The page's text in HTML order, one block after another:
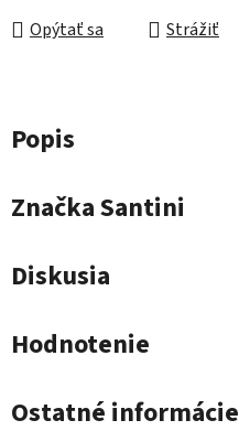
Opýtať sa Strážiť
Popis
ZnačkaSantini
Diskusia
Hodnotenie
Ostatné informácie